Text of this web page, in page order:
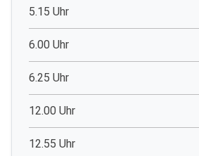
5.15 Uhr
6.00 Uhr
6.25 Uhr
12.00 Uhr
12.55 Uhr